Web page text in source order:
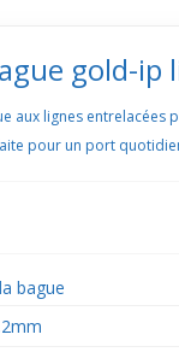
gold-ip
aux lignes entrelacées
pour un port
bague